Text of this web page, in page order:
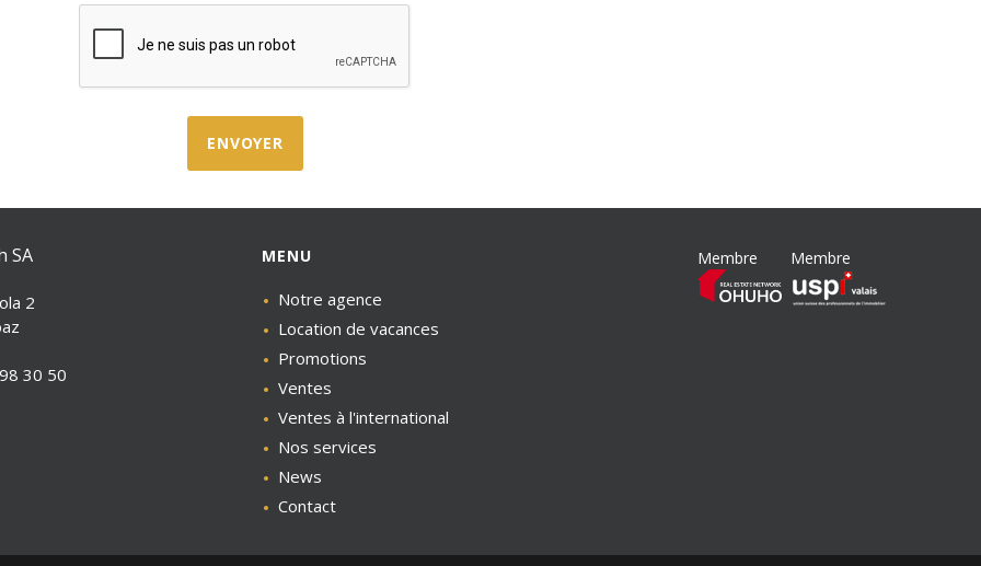
ENVOYER
Membre Membre
MENU
Notre agence
Location de vacances
Promotions
Ventes
Ventes à l'international
Nos services
News
Contact
SA
2
30 50